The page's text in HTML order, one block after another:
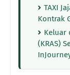
TAXI
Kontrak
Keluar
(KRAS)